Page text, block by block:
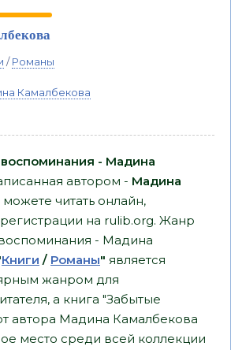
/Романы
Камалбекова
- Мадина
автором - Мадина
читать онлайн,
на rulib.org. Жанр
- Мадина
Книги / Романы" является
жанром для
а книга "Забытые
автора Мадина Камалбекова
место среди всей коллекции